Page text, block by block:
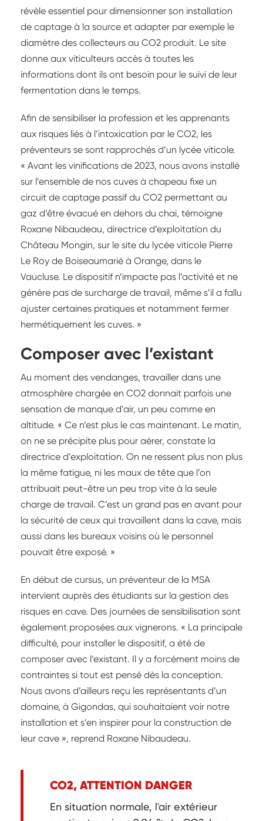
révèle essentiel pour dimensionner son installation
de captage à la source et adapter par exemple le
diamètre des collecteurs au CO2 produit. Le site
donne aux viticulteurs accès à toutes les
informations dont ils ont besoin pour le suivi de leur
fermentation dans le temps.
Afin de sensibiliser la profession et les apprenants
aux risques liés à l’intoxication par le CO2, les
préventeurs se sont rapprochés d’un lycée viticole.
« Avant les vinifications de 2023, nous avons installé
sur l’ensemble de nos cuves à chapeau fixe un
circuit de captage passif du CO2 permettant au
gaz d’être évacué en dehors du chai, témoigne
Roxane Nibaudeau, directrice d’exploitation du
Château Mongin, sur le site du lycée viticole Pierre
Le Roy de Boiseaumarié à Orange, dans le
Vaucluse. Le dispositif n’impacte pas l’activité et ne
génère pas de surcharge de travail, même s’il a fallu
ajuster certaines pratiques et notamment fermer
hermétiquement les cuves. »
Composer avec l’existant
Au moment des vendanges, travailler dans une
atmosphère chargée en CO2 donnait parfois une
sensation de manque d’air, un peu comme en
altitude. « Ce n’est plus le cas maintenant. Le matin,
on ne se précipite plus pour aérer, constate la
directrice d’exploitation. On ne ressent plus non plus
la même fatigue, ni les maux de tête que l’on
attribuait peut-être un peu trop vite à la seule
charge de travail. C’est un grand pas en avant pour
la sécurité de ceux qui travaillent dans la cave, mais
aussi dans les bureaux voisins où le personnel
pouvait être exposé. »
En début de cursus, un préventeur de la MSA
intervient auprès des étudiants sur la gestion des
risques en cave. Des journées de sensibilisation sont
également proposées aux vignerons. « La principale
difficulté, pour installer le dispositif, a été de
composer avec l’existant. Il y a forcément moins de
contraintes si tout est pensé dès la conception.
Nous avons d’ailleurs reçu les représentants d’un
domaine, à Gigondas, qui souhaitaient voir notre
installation et s’en inspirer pour la construction de
leur cave », reprend Roxane Nibaudeau.
CO2, ATTENTION DANGER
En situation normale, l'air extérieur